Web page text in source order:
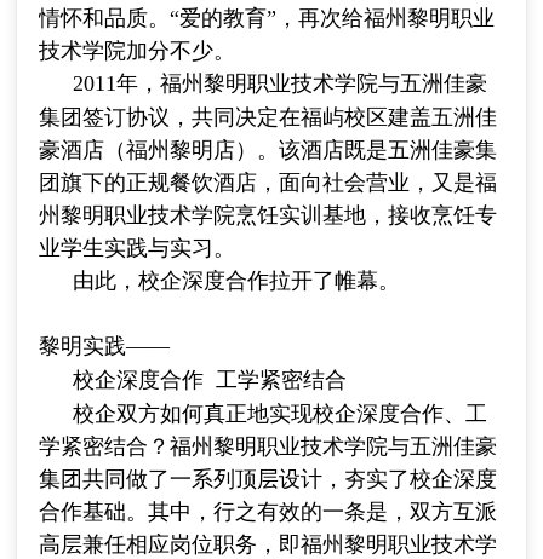
情怀和品质。“爱的教育”，再次给福州黎明职业
技术学院加分不少。
2011年，福州黎明职业技术学院与五洲佳豪
集团签订协议，共同决定在福屿校区建盖五洲佳
豪酒店（福州黎明店）。该酒店既是五洲佳豪集
团旗下的正规餐饮酒店，面向社会营业，又是福
州黎明职业技术学院烹饪实训基地，接收烹饪专
业学生实践与实习。
由此，校企深度合作拉开了帷幕。
黎明实践——
校企深度合作 工学紧密结合
校企双方如何真正地实现校企深度合作、工
学紧密结合？福州黎明职业技术学院与五洲佳豪
集团共同做了一系列顶层设计，夯实了校企深度
合作基础。其中，行之有效的一条是，双方互派
高层兼任相应岗位职务，即福州黎明职业技术学